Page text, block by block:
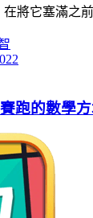
在將它塞滿之
跑的數學